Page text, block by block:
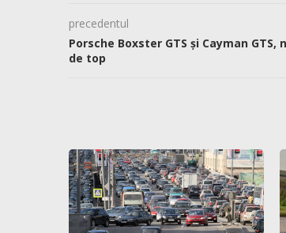
precedentul
Porsche Boxster GTS și Cayman GTS,
de top